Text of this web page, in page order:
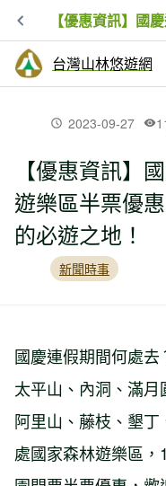
台灣山林悠遊網
最新文章
「
全民
農業
物遊
2023-09-27
【優惠資訊】
遊樂區半票優
的必遊之地！
新聞時事
國慶連假期間何處
太平山、內洞、滿月
阿里山、藤枝、墾
處國家森林遊樂區